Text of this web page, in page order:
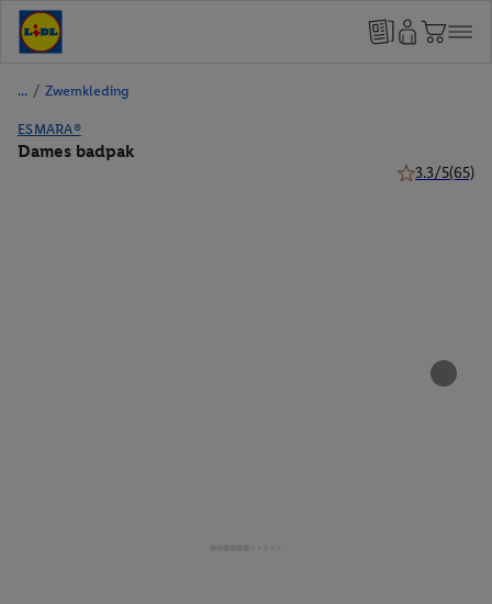
/ Zwemkleding
ESMARA®
Dames badpak
3.3/5(65)